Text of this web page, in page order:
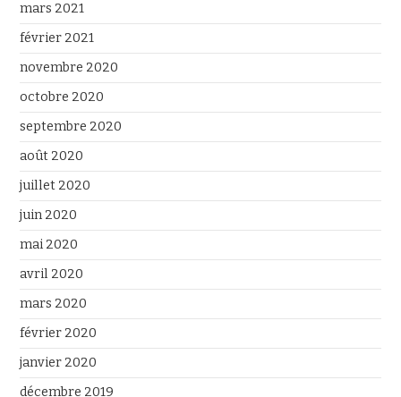
mars 2021
février 2021
novembre 2020
octobre 2020
septembre 2020
août 2020
juillet 2020
juin 2020
mai 2020
avril 2020
mars 2020
février 2020
janvier 2020
décembre 2019